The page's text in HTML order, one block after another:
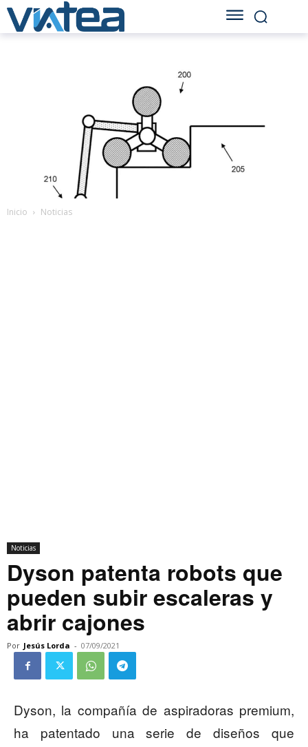
Inicio Noticias
Noticias
Dyson patenta robots que
pueden subir escaleras y
abrir cajones
Por Jesús Lorda - 07/09/2021
Dyson, la compañía de aspiradoras premium,
ha patentado una serie de diseños que